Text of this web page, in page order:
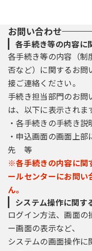
お問い合わせ
各手続き等の内容に
各手続き等の内容（制
否など）に関するお
接ご連絡ください。
手続き担当部門のお
は、以下に表示されま
・各手続きの手続き説
・申込画面の画面上
先 等
※各手続きの内容に関
ールセンターにお問い
ん。
システム操作に関す
ログイン方法、画面
ー画面の表示など、
システムの画面操作